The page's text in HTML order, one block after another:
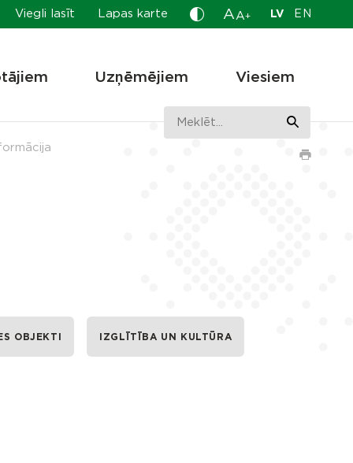
Viegli lasīt Lapas karte A A+ LV EN
Uzņēmējiem Viesiem
OBJEKTI IZGLĪTĪBA UN KULTŪRA